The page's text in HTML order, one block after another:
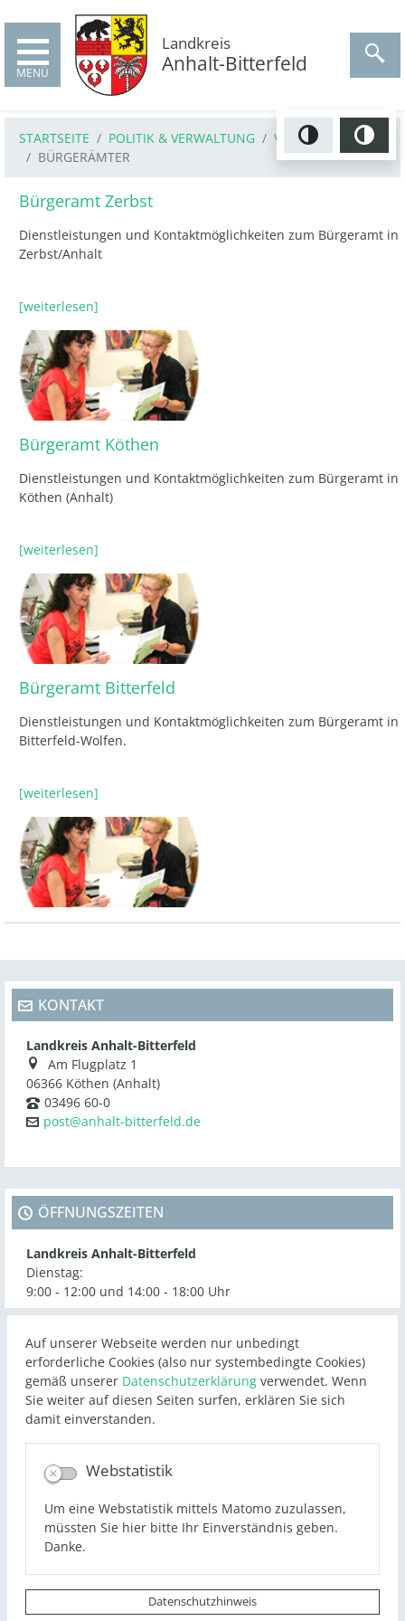
Auf unserer Webseite werden nur unbedingt
erforderliche Cookies (also nur systembedingte Cookies)
gemäß unserer Datenschutzerklärung verwendet. Wenn
Sie weiter auf diesen Seiten surfen, erklären Sie sich
damit einverstanden.
Webstatistik
Um eine Webstatistik mittels Matomo zuzulassen,
müssten Sie hier bitte Ihr Einverständnis geben.
Danke.
Datenschutzhinweis
MENÜ
Landkreis
Anhalt-Bitterfeld
STARTSEITE POLITIK & VERWALTUNG
VERWALTUNG
BÜRGERÄMTER
Bürgeramt Zerbst
Dienstleistungen und Kontaktmöglichkeiten zum Bürgeramt in
Zerbst/Anhalt
[weiterlesen]
Bürgeramt Köthen
Dienstleistungen und Kontaktmöglichkeiten zum Bürgeramt in
Köthen (Anhalt)
[weiterlesen]
Bürgeramt Bitterfeld
Dienstleistungen und Kontaktmöglichkeiten zum Bürgeramt in
Bitterfeld-Wolfen.
[weiterlesen]
KONTAKT
Landkreis Anhalt-Bitterfeld
Am Flugplatz 1
06366 Köthen (Anhalt)
03496 60-0
post@anhalt-bitterfeld.de
ÖFFNUNGSZEITEN
Landkreis Anhalt-Bitterfeld
Dienstag:
9:00 - 12:00 und 14:00 - 18:00 Uhr
9:00 - 12:00 und 14:00 - 17:00 Uhr
Freitag:
9:00 - 12:00 Uhr
STANDORTE